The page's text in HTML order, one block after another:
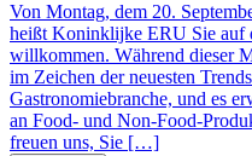
Von Montag, dem 20.
heißt Koninklijke ERU Sie auf
willkommen. Während dieser
im Zeichen der neuesten
Gastronomiebranche, und es
an Food- und Non-Food-
freuen uns, Sie […]